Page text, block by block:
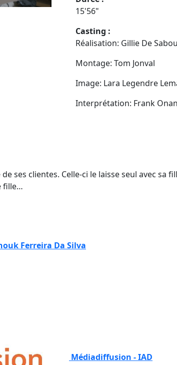
15'56"
Casting :
Réalisation: Gillie De
Montage: Tom Jonval
Image: Lara Legendre
Interprétation: Frank
ses clientes. Celle-ci le laisse seul avec
fille…
Ferreira Da Silva
Médiadiffusion - IAD